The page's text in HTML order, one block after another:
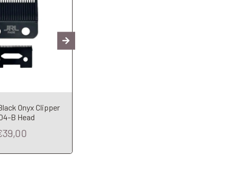
Onyx Clipper
B Head